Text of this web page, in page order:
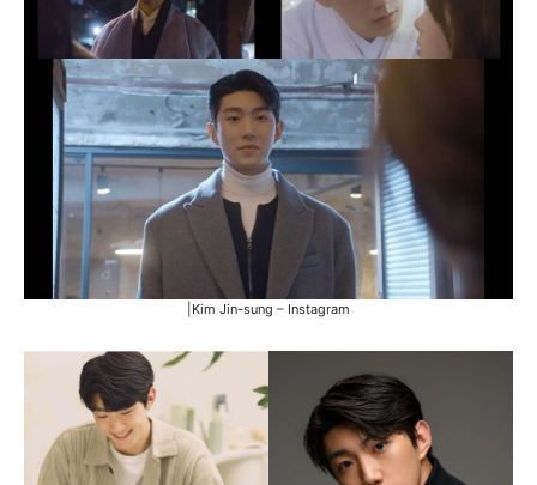
|Kim Jin-sung – Instagram